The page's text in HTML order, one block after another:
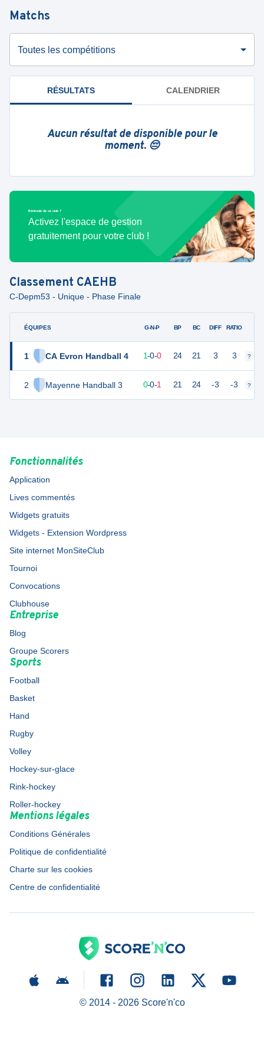
Matchs
Toutes les compétitions
RÉSULTATS CALENDRIER
Aucun résultat de disponible pour le
moment. 😔
Bénévole de ce club ?
Activez l'espace de gestion
gratuitement pour votre club !
Classement CAEHB
C-Depm53 - Unique - Phase Finale
ÉQUIPES
1 CA Evron Handball 4
2 Mayenne Handball 3
G-N-P BP BC DIFF RATIO
3 1 1-0-0 24 21 3 3 ?
1 0-0-1 21 24 -3 -3 ?
Fonctionnalités
Application
Lives commentés
Widgets gratuits
Widgets - Extension Wordpress
Site internet MonSiteClub
Tournoi
Convocations
Clubhouse
Entreprise
Blog
Groupe Scorers
Sports
Football
Basket
Hand
Rugby
Volley
Hockey-sur-glace
Rink-hockey
Roller-hockey
Mentions légales
Conditions Générales
Politique de confidentialité
Charte sur les cookies
Centre de confidentialité
© 2014 - 2026Score'n'co